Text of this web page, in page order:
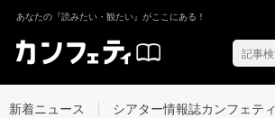
あなたの『読みたい・観たい』がここにある！
新着ニュース シアター情報誌カンフェティ